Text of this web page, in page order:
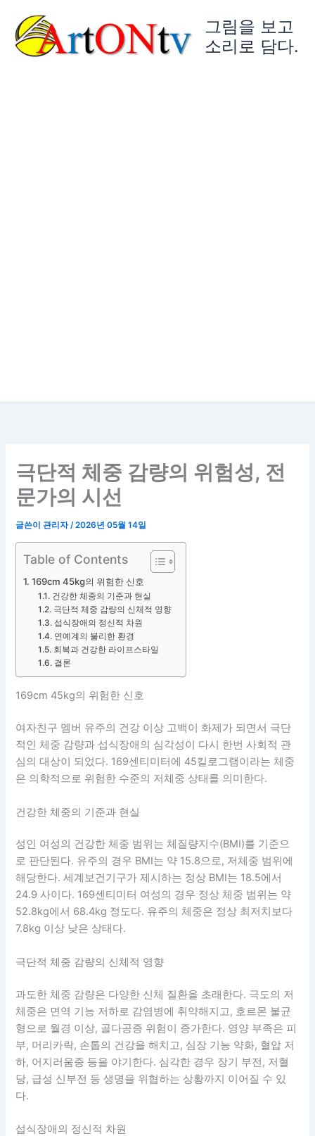
그림을 보고
소리로 담다.
극단적 체중 감량의 위험성, 전
문가의 시선
글쓴이관리자/2026년 05월 14일
Table of Contents
169cm 45kg의 위험한 신호
건강한 체중의 기준과 현실
극단적 체중 감량의 신체적 영향
섭식장애의 정신적 차원
연예계의 불리한 환경
회복과 건강한 라이프스타일
결론
169cm 45kg의 위험한 신호
여자친구 멤버 유주의 건강 이상 고백이 화제가 되면서 극단
적인 체중 감량과 섭식장애의 심각성이 다시 한번 사회적 관
심의 대상이 되었다. 169센티미터에 45킬로그램이라는 체중
은 의학적으로 위험한 수준의 저체중 상태를 의미한다.
건강한 체중의 기준과 현실
성인 여성의 건강한 체중 범위는 체질량지수(BMI)를 기준으
로 판단된다. 유주의 경우 BMI는 약 15.8으로, 저체중 범위에
해당한다. 세계보건기구가 제시하는 정상 BMI는 18.5에서
24.9 사이다. 169센티미터 여성의 경우 정상 체중 범위는 약
52.8kg에서 68.4kg 정도다. 유주의 체중은 정상 최저치보다
7.8kg 이상 낮은 상태다.
극단적 체중 감량의 신체적 영향
과도한 체중 감량은 다양한 신체 질환을 초래한다. 극도의 저
체중은 면역 기능 저하로 감염병에 취약해지고, 호르몬 불균
형으로 월경 이상, 골다공증 위험이 증가한다. 영양 부족은 피
부, 머리카락, 손톱의 건강을 해치고, 심장 기능 약화, 혈압 저
하, 어지러움증 등을 야기한다. 심각한 경우 장기 부전, 저혈
당, 급성 신부전 등 생명을 위협하는 상황까지 이어질 수 있
다.
섭식장애의 정신적 차원